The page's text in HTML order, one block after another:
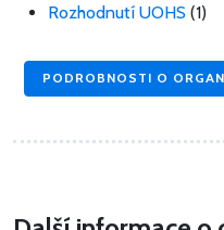
Rozhodnutí UOHS (1)
PODROBNOSTI O